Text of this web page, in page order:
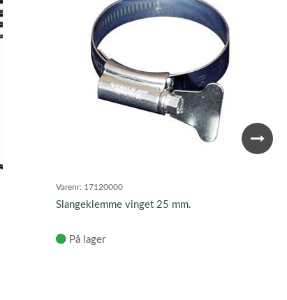
Varenr: 17120000
Slangeklemme vinget 25 mm.
På lager